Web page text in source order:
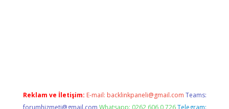
Reklam ve İletişim: E-mail: backlinkpaneli@gmail.com Teams:
forumhizmeti@gmail.com Whatsapp: 0262 606 0 726 Telegram: